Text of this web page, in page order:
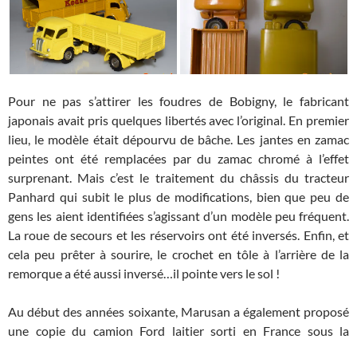
Pour ne pas s’attirer les foudres de Bobigny, le fabricant
japonais avait pris quelques libertés avec l’original. En premier
lieu, le modèle était dépourvu de bâche. Les jantes en zamac
peintes ont été remplacées par du zamac chromé à l’effet
surprenant. Mais c’est le traitement du châssis du tracteur
Panhard qui subit le plus de modifications, bien que peu de
gens les aient identifiées s’agissant d’un modèle peu fréquent.
La roue de secours et les réservoirs ont été inversés. Enfin, et
cela peu prêter à sourire, le crochet en tôle à l’arrière de la
remorque a été aussi inversé…il pointe vers le sol !
Au début des années soixante, Marusan a également proposé
une copie du camion Ford laitier sorti en France sous la